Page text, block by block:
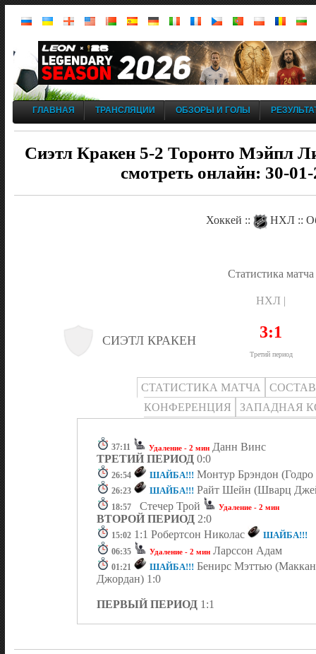
ГЛАВНАЯ ТРАНСЛЯЦИИ ОБЗОРЫ И ГОЛЫ
Сиэтл Кракен 5-2 Торонто Мэйпл
смотреть онлайн: 30-
Хоккей :: НХЛ ::
Статистика матча
НХЛ |
СИЭТЛ КРАКЕН 3:1
Третий период
СТАТИСТИКА МАТЧА
КОНФЕРЕНЦИЯ
ЗАПАДНАЯ
37:11 Удаление - 2 мин Данн Винс
ТРЕТИЙ ПЕРИОД 0:0
26:54 ШАЙБА!!! Монтур Брэндон
26:23 ШАЙБА!!! Райт Шейн (Шварц
18:57 Стечер Трой Удаление - 2 мин
ВТОРОЙ ПЕРИОД 2:0
15:02 1:1 Робертсон Николас ШАЙБА!!!
06:35 Удаление - 2 мин Ларссон Адам
01:21 ШАЙБА!!! Бенирс Мэттью
Джордан) 1:0
ПЕРВЫЙ ПЕРИОД 1:1